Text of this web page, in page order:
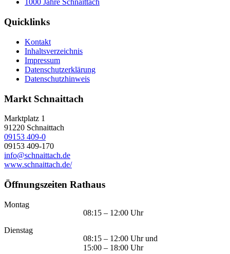
1000 Jahre Schnaittach
Quicklinks
Kontakt
Inhaltsverzeichnis
Impressum
Datenschutzerklärung
Datenschutzhinweis
Markt Schnaittach
Marktplatz 1
91220 Schnaittach
09153 409-0
09153 409-170
info@schnaittach.de
www.schnaittach.de/
Öffnungszeiten Rathaus
Montag
08:15 – 12:00 Uhr
Dienstag
08:15 – 12:00 Uhr und
15:00 – 18:00 Uhr